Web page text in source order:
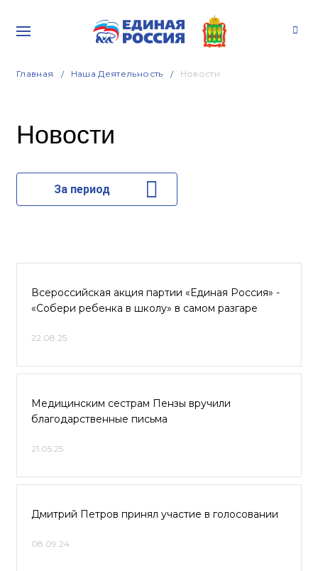
Главная Наша Деятельность Новости
Новости
За период
Всероссийская акция партии «Единая Россия» -
«Собери ребенка в школу» в самом разгаре
22.08.25
Медицинским сестрам Пензы вручили
благодарственные письма
21.05.25
Дмитрий Петров принял участие в голосовании
08.09.24